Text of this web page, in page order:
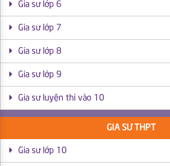
Gia sư lớp 6
Gia sư lớp 7
Gia sư lớp 8
Gia sư lớp 9
Gia sư luyện thi vào 10
GIA SƯ THPT
Gia sư lớp 10